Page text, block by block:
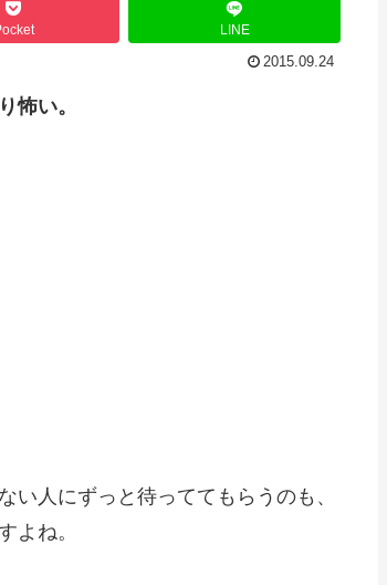
LINE
2015.09.24
怖い。
人にずっと待っててもらうのも、
よね。